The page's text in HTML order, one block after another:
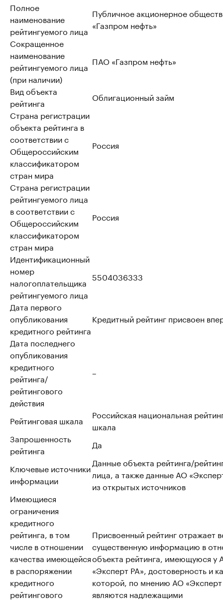
Полное
наименование
рейтингуемого лица
Публичное акционерное
«Газпром нефть»
Сокращенное
наименование
рейтингуемого лица
(при наличии)
ПАО «Газпром нефть»
Вид объекта
рейтинга
Облигационный займ
Страна регистрации
объекта рейтинга в
соответствии с
Общероссийским
классификатором
стран мира
Россия
Страна регистрации
рейтингуемого лица
в соответствии с
Общероссийским
классификатором
стран мира
Россия
Идентификационный
номер
налогоплательщика
рейтингуемого лица
5504036333
Дата первого
опубликования
кредитного рейтинга
Кредитный рейтинг присвоен
Дата последнего
опубликования
кредитного
рейтинга/
рейтингового
действия
–
Рейтинговая шкала
Российская национальная
шкала
Запрошенность
рейтинга
Да
Ключевые источники
информации
Данные объекта рейтинга/
лица, а также данные АО
из открытых источников
Имеющиеся
ограничения
кредитного
рейтинга, в том
числе в отношении
качества имеющейся
в распоряжении
кредитного
рейтингового
Присвоенный рейтинг отражает
существенную информацию в
объекта рейтинга, имеющуюся у
«Эксперт РА», достоверность и
которой, по мнению АО
являются надлежащими